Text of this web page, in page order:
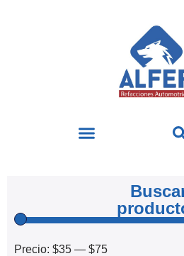
Precio: $35 — $75